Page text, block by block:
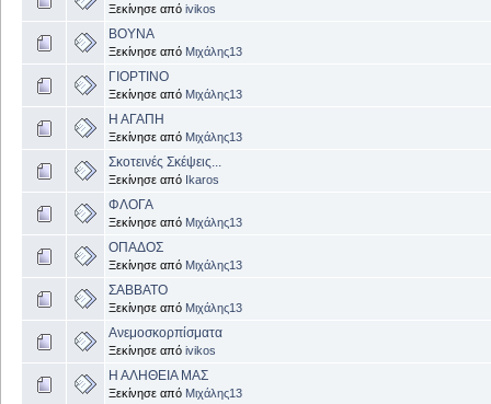
Ξεκίνησε από ivikos
ΒΟΥΝΑ
Ξεκίνησε από Μιχάλης13
ΓΙΟΡΤΙΝΟ
Ξεκίνησε από Μιχάλης13
Η ΑΓΑΠΗ
Ξεκίνησε από Μιχάλης13
Σκοτεινές Σκέψεις...
Ξεκίνησε από Ikaros
ΦΛΟΓΑ
Ξεκίνησε από Μιχάλης13
ΟΠΑΔΟΣ
Ξεκίνησε από Μιχάλης13
ΣΑΒΒΑΤΟ
Ξεκίνησε από Μιχάλης13
Ανεμοσκορπίσματα
Ξεκίνησε από ivikos
Η ΑΛΗΘΕΙΑ ΜΑΣ
Ξεκίνησε από Μιχάλης13